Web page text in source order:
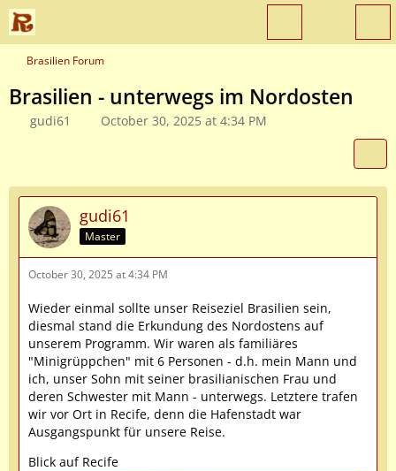
Brasilien Forum
Brasilien - unterwegs im Nordosten
gudi61 October 30, 2025 at 4:34 PM
gudi61
Master
October 30, 2025 at 4:34 PM
Wieder einmal sollte unser Reiseziel Brasilien sein,
diesmal stand die Erkundung des Nordostens auf
unserem Programm. Wir waren als familiäres
"Minigrüppchen" mit 6 Personen - d.h. mein Mann und
ich, unser Sohn mit seiner brasilianischen Frau und
deren Schwester mit Mann - unterwegs. Letztere trafen
wir vor Ort in Recife, denn die Hafenstadt war
Ausgangspunkt für unsere Reise.
Blick auf Recife